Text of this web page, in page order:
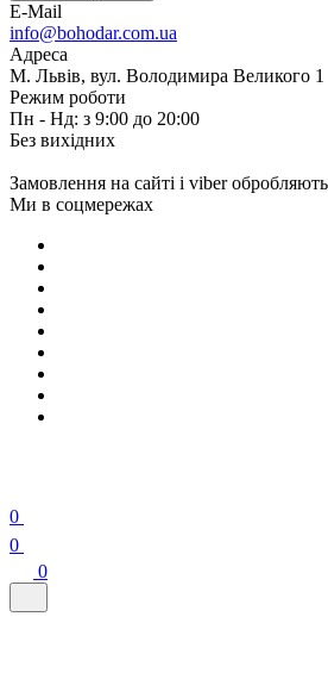
E-Mail
info@bohodar.com.ua
Адреса
М. Львів, вул. Володимира Великого 1
Режим роботи
Пн - Нд: з 9:00 до 20:00
Без вихідних
Замовлення на сайті і viber
Ми в соцмережах
0
0
0